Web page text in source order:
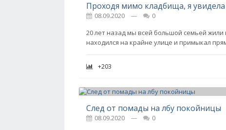
Проходя мимо кладбища, я
08.09.2020 ---
0
20 лет назад мы всей большой семьей
находился на крайне улице и примыкал
+203
След от помады на лбу покойницы
08.09.2020 ---
0